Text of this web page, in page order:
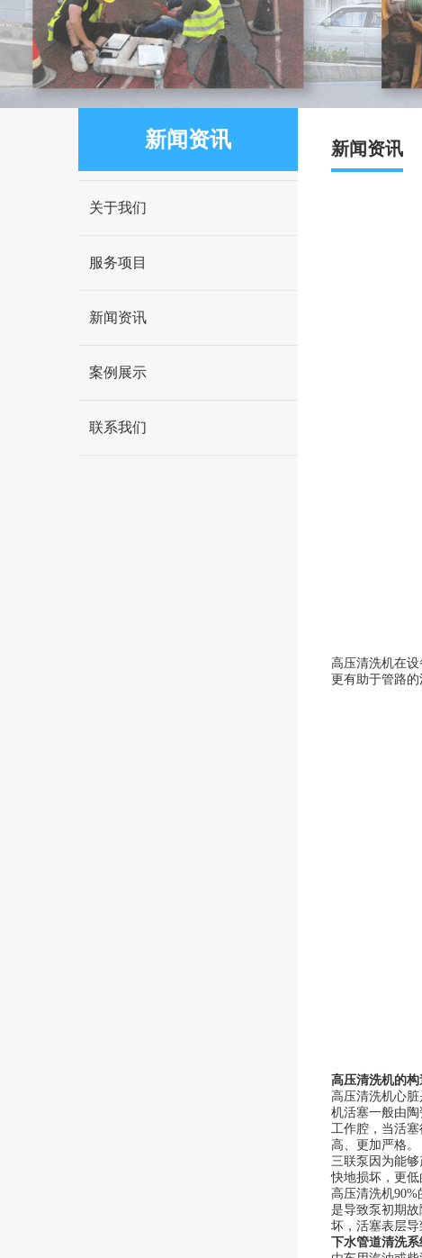
新闻资讯
关于我们
服务项目
新闻资讯
案例展示
联系我们
新闻资讯
高压清洗机在
更有助于管路
高压清洗机的构
高压清洗机心
机活塞一般由
工作腔，当活
高、更加严格。
三联泵因为能
快地损坏，更低
高压清洗机
是导致泵初期
坏，活塞表层导
下水管道清洗